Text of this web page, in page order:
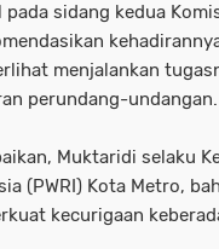
pada sidang kedua
menjalankan
perundang-undangan.
Muktaridi selaku
(PWRI) Kota Metro,
kecurigaan